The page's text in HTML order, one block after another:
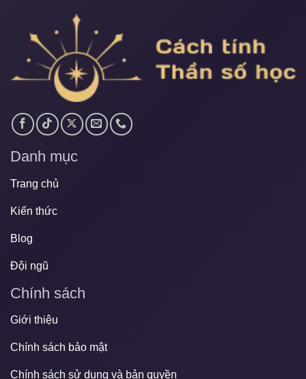
Danh mục
Trang chủ
Kiến thức
Blog
Đội ngũ
Chính sách
Giới thiệu
Chính sách bảo mật
Chính sách sử dụng và bản quyền